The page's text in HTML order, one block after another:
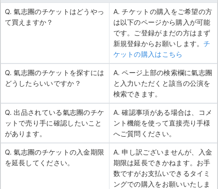
Q. 氣志團のチケットはどうやっ
て買えますか？
A. チケットの購入をご希望の方
は以下のページから購入が可能
です。ご登録がまだの方はまず
新規登録からお願いします。チ
ケットの購入はこちら
Q. 氣志團のチケットを探すには
どうしたらいいですか？
A. ページ上部の検索欄に氣志團
と入力いただくと該当の公演を
検索できます。
Q. 出品されている氣志團のチケ
ットで売り手に確認したいこと
があります。
A. 確認事項がある場合は、コメ
ント機能を使って直接売り手様
へご質問ください。
Q. 氣志團のチケットの入金期限
を延長してください。
A. 申し訳ございませんが、入金
期限は延長できかねます。お手
数ですがお支払いできるタイミ
ングでの購入をお願いいたしま